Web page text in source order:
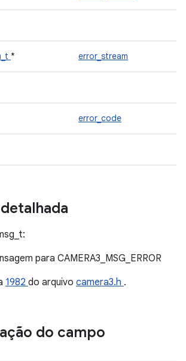
* error_stream
error_code
para CAMERA3_MSG_ERROR
1982 do arquivo camera3.h .
do campo